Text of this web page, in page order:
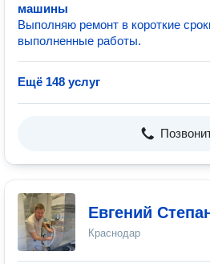
машины
Выполняю ремонт в короткие
выполненные работы.
Ещё 148 услуг
Евгений
Краснодар